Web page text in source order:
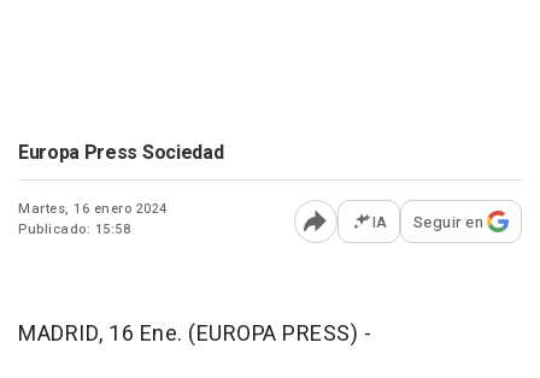
Europa Press Sociedad
Martes, 16 enero 2024
Publicado: 15:58
Abrir opciones para
IA Seguir en
MADRID, 16 Ene. (EUROPA PRESS) -